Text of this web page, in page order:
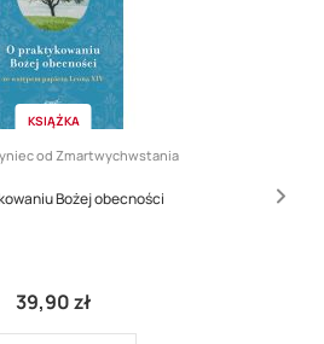
KSIĄŻKA
od Zmartwychwstania
Bożej obecności
39,90 zł